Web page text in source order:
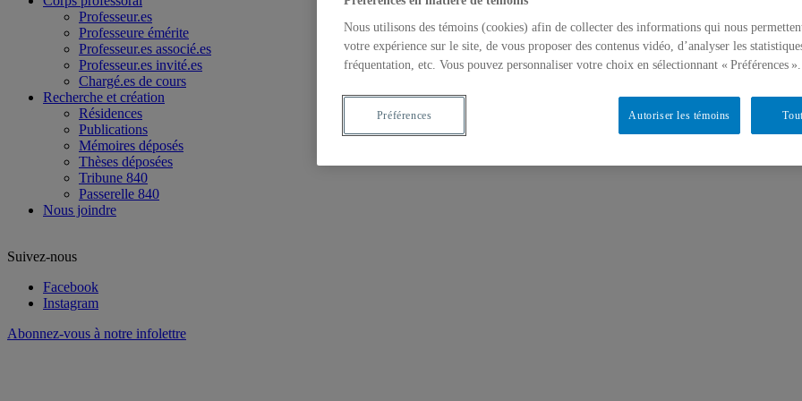
Professeur.es
Professeure émérite
Professeur.es associé.es
Professeur.es invité.es
Chargé.es de cours
Recherche et création
Résidences
Publications
Mémoires déposés
Thèses déposées
Tribune 840
Passerelle 840
Nous joindre
Suivez-nous
Facebook
Instagram
Abonnez-vous à notre infolettre
Nous utilisons des témoins (cookies) afin de collecter des informations qui nous
votre expérience sur le site, de vous proposer des contenus vidéo, d’analyser les
fréquentation, etc. Vous pouvez personnaliser votre choix en sélectionnant « Préférences ».
Autoriser les témoins
Préférences